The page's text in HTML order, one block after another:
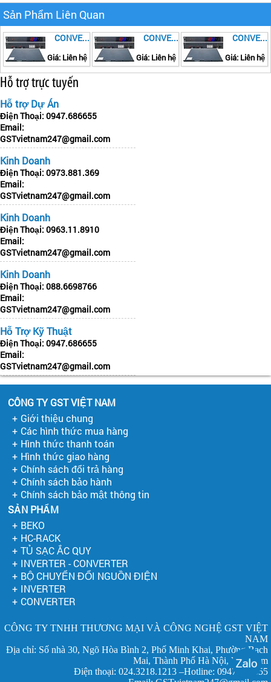
Sản Phẩm Liên Quan
CONVERTER 110VDC TO 24VDC
Giá: Liên hệ
CONVERTER 110VDC TO 48VDC
Giá: Liên hệ
CONVERTER 220VDC TO 48VDC
Giá: Liên hệ
Hỗ trợ trực tuyến
Hỗ trợ Dự Án
Điện Thoại: 0947.686655
Email:
GSTvietnam247@gmail.com
Kinh Doanh
Điện Thoại: 0973.881.369
Email:
GSTvietnam247@gmail.com
Kinh Doanh
Điện Thoại: 0963.11.8910
Email:
GSTvietnam247@gmail.com
Kinh Doanh
Điện Thoại: 088.6698766
Email:
GSTvietnam247@gmail.com
Hỗ Trợ Kỹ Thuật
Điện Thoại: 0947.686655
Email:
GSTvietnam247@gmail.com
CÔNG TY GST VIỆT NAM
Giới thiệu chung
Các hình thức mua hàng
Hình thức thanh toán
Hình thức giao hàng
Chính sách đổi trả hàng
Chính sách bảo hành
Chính sách bảo mật thông tin
SẢN PHẨM
BEKO
HC-RACK
TỦ SẠC ẮC QUY
INVERTER - CONVERTER
BỘ CHUYỂN ĐỔI NGUỒN ĐIỆN
INVERTER
CONVERTER
CÔNG TY TNHH THƯƠNG MẠI VÀ CÔNG NGHỆ GST VIỆT
NAM
Địa chỉ: Số nhà 30, Ngõ Hòa Bình 2, Phố Minh Khai, Phường Bạch
Mai, Thành Phố Hà Nội, Việt Nam
Điện thoại: 024.3218.1213 –Hotline: 0947.686655